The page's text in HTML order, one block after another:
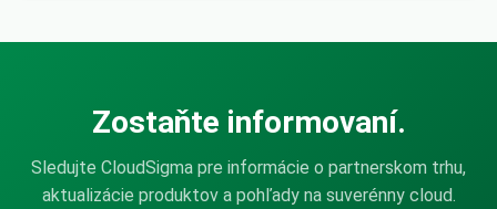
Zostaňte informovaní.
Sledujte CloudSigma pre informácie o partnerskom trhu,
aktualizácie produktov a pohľady na suverénny cloud.